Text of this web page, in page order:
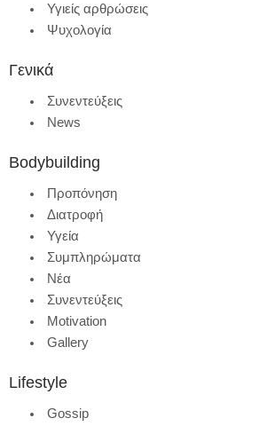
Υγιείς αρθρώσεις
Ψυχολογία
Γενικά
Συνεντεύξεις
News
Bodybuilding
Προπόνηση
Διατροφή
Υγεία
Συμπληρώματα
Νέα
Συνεντεύξεις
Motivation
Gallery
Lifestyle
Gossip